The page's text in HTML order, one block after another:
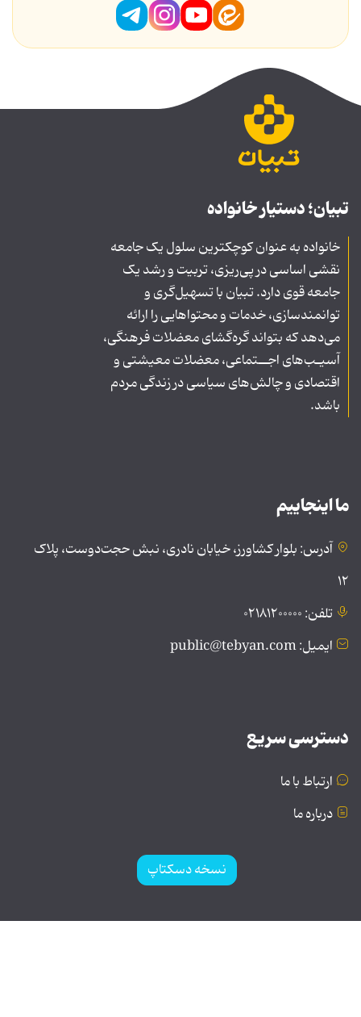
تبیان؛ دستیار خانواده
خانواده به عنوان کوچکترین سلول یک جامعه
نقشی اساسی در پی‌ریزی، تربیت و رشد یک
جامعه قوی دارد. تبیان با تسهیل‌گری و
توانمندسازی، خدمات و محتواهایی را ارائه
می‌دهد که بتواند گره‌گشای معضلات فرهنگی،
آسیـب‌های اجــتماعی، معضلات معیشتی و
اقتصادی و چالش‌های سیاسی در زندگی مردم
باشد.
ما اینجاییم
آدرس: بلوار کشاورز، خیابان نادری، نبش حجت‌دوست، پلاک
۱۲
تلفن: ۰۲۱۸۱۲۰۰۰۰۰
ایمیل: public@tebyan.com
دسترسی سریع
ارتباط با ما
درباره ما
نسخه دسکتاپ